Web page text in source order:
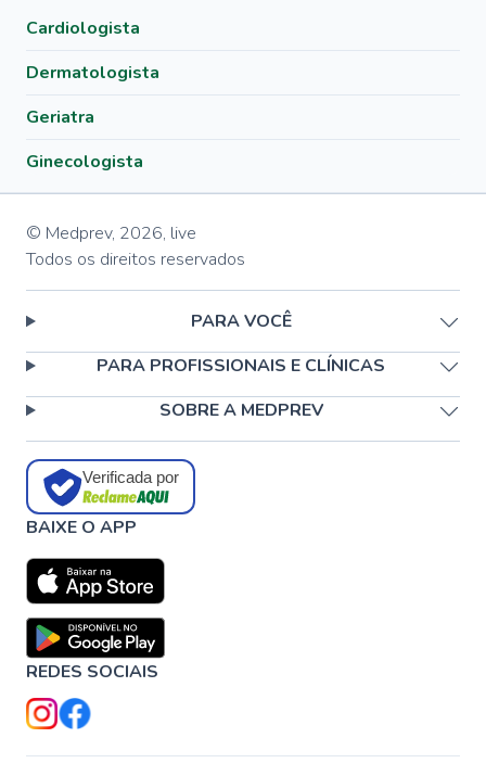
Cardiologista
Dermatologista
Geriatra
Ginecologista
© Medprev, 2026, live
Todos os direitos reservados
PARA VOCÊ
PARA PROFISSIONAIS E CLÍNICAS
SOBRE A MEDPREV
Verificada por
BAIXE O APP
REDES SOCIAIS